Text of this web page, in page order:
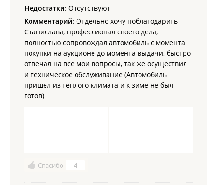
Недостатки: Отсутствуют
Комментарий: Отдельно хочу поблагодарить
Станислава, профессионал своего дела,
полностью сопровождал автомобиль с момента
покупки на аукционе до момента выдачи, быстро
отвечал на все мои вопросы, так же осуществил
и техническое обслуживание (Автомобиль
пришёл из тёплого климата и к зиме не был
готов)
Спасибо 4